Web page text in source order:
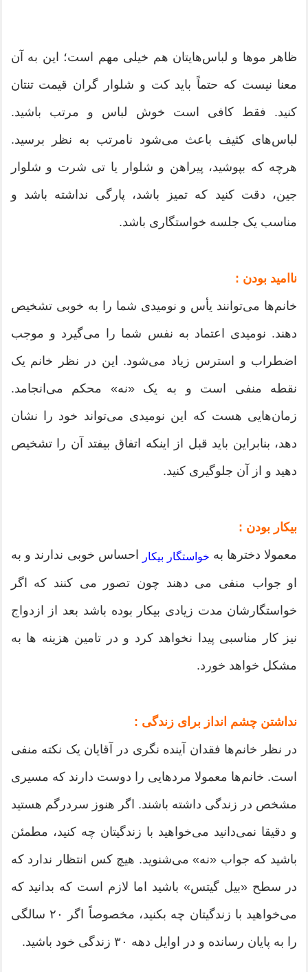
ظاهر مو‌ها و لباس‌هایتان هم خیلی مهم است؛ این به آن
معنا نیست که حتماً باید کت و شلوار گران قیمت تنتان
کنید. فقط کافی است خوش لباس و مرتب باشید.
لباس‌های کثیف باعث می‌شود نامرتب به نظر برسید.
هرچه که بپوشید، پیراهن و شلوار یا تی شرت و شلوار
جین، دقت کنید که تمیز باشد، پارگی نداشته باشد و
مناسب یک جلسه خواستگاری باشد.
ناامید بودن :
خانم‌ها می‌توانند یأس و نومیدی شما را به خوبی تشخیص
دهند. نومیدی اعتماد به نفس شما را می‌گیرد و موجب
اضطراب و استرس زیاد می‌شود. این در نظر خانم یک
نقطه منفی است و به یک «نه» محکم می‌انجامد.
زمان‌هایی هست که این نومیدی می‌تواند خود را نشان
دهد، بنابراین باید قبل از اینکه اتفاق بیفتد آن را تشخیص
دهید و از آن جلوگیری کنید.
بیکار بودن :
معمولا دخترها به خواستگار بیکار احساس خوبی ندارند و به
او جواب منفی می دهند چون تصور می کنند که اگر
خواستگارشان مدت زیادی بیکار بوده باشد بعد از ازدواج
نیز کار مناسبی پیدا نخواهد کرد و در تامین هزینه ها به
مشکل خواهد خورد.
نداشتن چشم انداز برای زندگی :
در نظر خانم‌ها فقدان آینده نگری در آقایان یک نکته منفی
است. خانم‌ها معمولا مردهایی را دوست دارند که مسیری
مشخص در زندگی داشته باشند. اگر هنوز سردرگم هستید
و دقیقا نمی‌دانید می‌خواهید با زندگیتان چه کنید، مطمئن
باشید که جواب «نه» می‌شنوید. هیچ کس انتظار ندارد که
در سطح «بیل گیتس» باشید اما لازم است که بدانید که
می‌خواهید با زندگیتان چه بکنید، مخصوصاً اگر ۲۰ سالگی
را به پایان رسانده و در اوایل دهه ۳۰ زندگی خود باشید.